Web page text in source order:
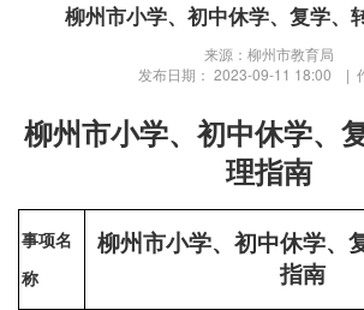
柳州市小学、初中休学、复学、
来源：柳州市教育局
发布日期： 2023-09-11 18:00 |
柳州市小学、初中休学、
理指南
事项名
称
柳州市小学、初中休学、
指南